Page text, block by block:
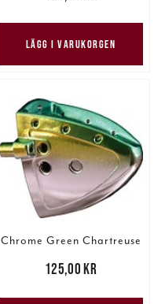
LÄGG I VARUKORGEN
Chrome Green Chartreuse
125,00 kr
125,00 kr